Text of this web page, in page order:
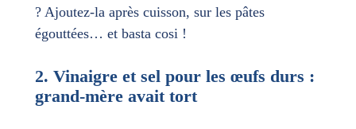
? Ajoutez-la après cuisson, sur les pâtes
égouttées… et basta cosi !
2. Vinaigre et sel pour les œufs durs :
grand-mère avait tort